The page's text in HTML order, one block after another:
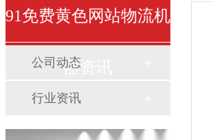
91免费黄色网站物流机
器资讯
公司动态
行业资讯